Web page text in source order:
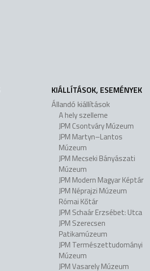
KIÁLLÍTÁSOK, ESEMÉNYEK
Állandó kiállítások
A hely szelleme
JPM Csontváry Múzeum
JPM Martyn–Lantos
Múzeum
JPM Mecseki Bányászati
Múzeum
JPM Modern Magyar Képtár
JPM Néprajzi Múzeum
Római Kőtár
JPM Schaár Erzsébet: Utca
JPM Szerecsen
Patikamúzeum
JPM Természettudományi
Múzeum
JPM Vasarely Múzeum